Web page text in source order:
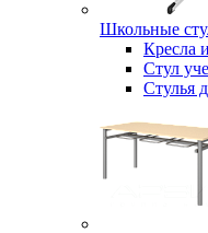
Школьные
Кресла
Стул
Стулья